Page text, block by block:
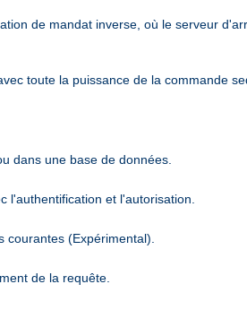
de mandat inverse, où le serveur
toute la puissance de la commande
dans une base de données.
l'authentification et l'autorisation.
(Expérimental).
de la requête.